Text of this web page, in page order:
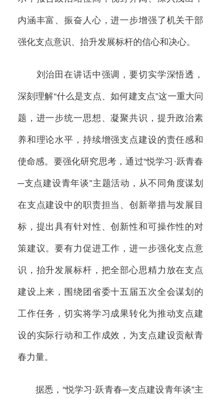
内涵丰富、振奋人心，进一步增强了机关干部
强化支点意识、抬升发展标杆的信心和决心。
刘治田在讲话中强调，要切实学深悟透，
深刻理解“什么是支点、如何建支点”这一重大问
题，进一步统一思想、凝聚共识，提升政治素
养和理论水平，持续增强支点建设的责任感和
使命感。要强化研究思考，通过“悦学习·跃青春
─支点建设青年谈”主题活动，从不同角度谋划
在支点建设中的职责担当、创新举措与发展目
标，提出具有针对性、创新性和可操作性的对
策建议。要有力促进工作，进一步强化支点意
识，抬升发展标杆，把全部心思精力放在支点
建设上来，围绕团省委十五届五次全会谋划的
工作任务，切实将学习成果转化为推动支点建
设的实际行动和工作成效，为支点建设贡献青
春力量。
据悉，“悦学习·跃青春─支点建设青年谈”主